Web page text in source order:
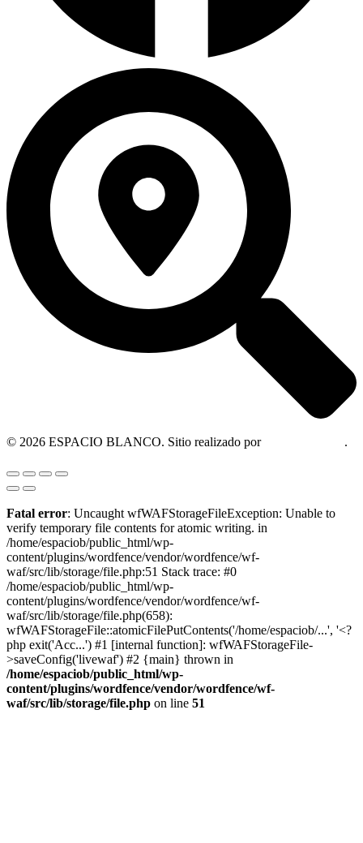
© 2026 ESPACIO BLANCO. Sitio realizado por .
Fatal error: Uncaught wfWAFStorageFileException: Unable to
verify temporary file contents for atomic writing. in
/home/espaciob/public_html/wp-
content/plugins/wordfence/vendor/wordfence/wf-
waf/src/lib/storage/file.php:51 Stack trace: #0
/home/espaciob/public_html/wp-
content/plugins/wordfence/vendor/wordfence/wf-
waf/src/lib/storage/file.php(658):
wfWAFStorageFile::atomicFilePutContents('/home/espaciob/...', '<?
php exit('Acc...') #1 [internal function]: wfWAFStorageFile-
>saveConfig('livewaf') #2 {main} thrown in
/home/espaciob/public_html/wp-
content/plugins/wordfence/vendor/wordfence/wf-
waf/src/lib/storage/file.php on line 51